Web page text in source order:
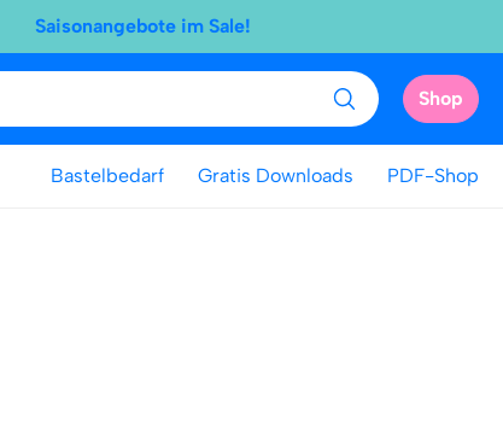
Saisonangebote im Sale!
Shop
Bastelbedarf Gratis Downloads PDF-Shop